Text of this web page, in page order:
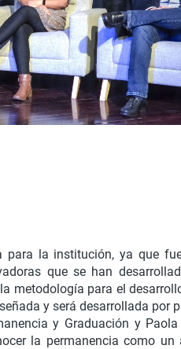
para la institución, ya que
que se han
metodología para el
y será desarrollada por
y Graduación y
la permanencia como